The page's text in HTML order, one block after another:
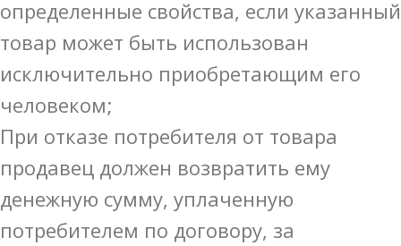
определенные свойства, если указанный
товар может быть использован
исключительно приобретающим его
человеком;
При отказе потребителя от товара
продавец должен возвратить ему
денежную сумму, уплаченную
потребителем по договору, за